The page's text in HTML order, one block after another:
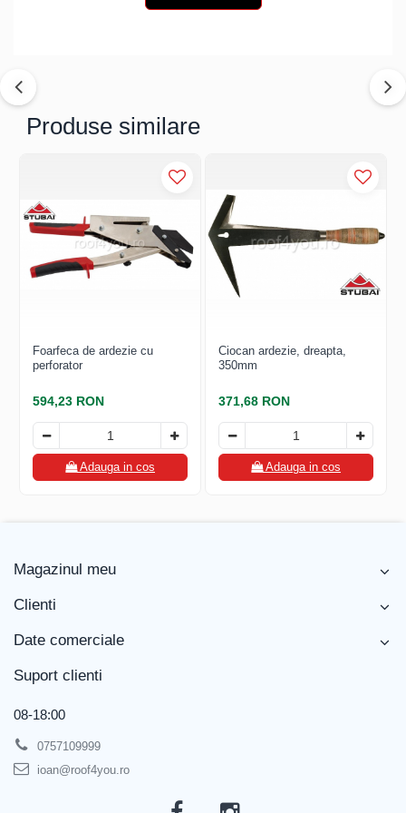
Dispozitiv de indoit
Sabloane
Topoare
Leviere
Nicovale
PROD-MASZ
FREUND
STUBAI
SCHLEBACH
Produse similare
Foarfeca de ardezie cu
perforator
594,23 RON
Adauga in cos
Ciocan ardezie, dreapta,
350mm
371,68 RON
Adauga in cos
Magazinul meu
Clienti
Date comerciale
Suport clienti
08-18:00
0757109999
ioan@roof4you.ro